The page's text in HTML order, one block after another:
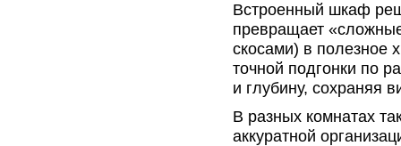
Встроенный шкаф
превращает
скосами) в полезное
точной подгонки по
и глубину, сохраняя
В разных комнатах
аккуратной